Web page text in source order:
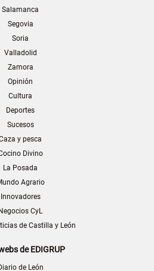
Salamanca
Segovia
Soria
Valladolid
Zamora
Opinión
Cultura
Deportes
Sucesos
y pesca
Divino
La Posada
Agrario
Innovadores
CyL
de Castilla y León
de EDIGRUP
de León